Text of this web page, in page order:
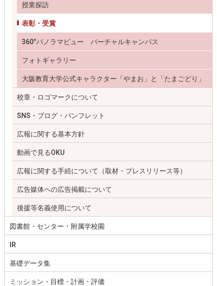
授業探訪
表彰・受賞
360°パノラマビュー バーチャルキャンパス
フォトギャラリー
大阪教育大学公式キャラクター「やまお」と「たまごどり」
校章・ロゴマークについて
SNS・ブログ・パンフレット
広報に関する基本方針
動画で見るOKU
広報に関する手続について（取材・プレスリリース等）
広告媒体への広告掲載について
後援等名義使用について
図書館・センター・附属学校園
IR
基礎データ集
ミッション・目標・計画・評価